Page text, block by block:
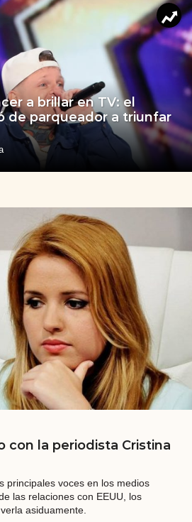
a brillar en TV: el
de parqueador a triunfar
con la periodista Cristina
principales voces en los medios
las relaciones con EEUU, los
asiduamente.